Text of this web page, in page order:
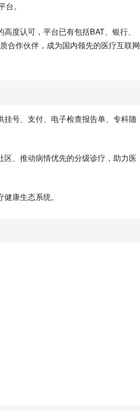
。
度认可，平台已有包括BAT、银行、
合作伙伴，成为国内领先的医疗互联网
号、支付、电子检查报告单、专科随
、推动病情优先的分级诊疗，助力医
康生态系统。